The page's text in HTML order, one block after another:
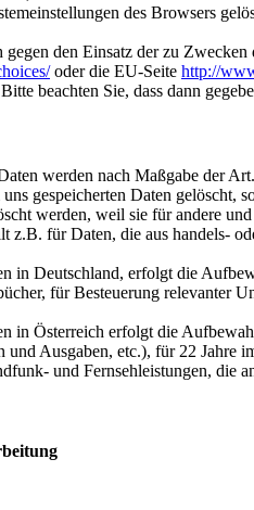
des Browsers
den Einsatz der zu
oder die EU-Seite http://
beachten Sie, dass dann
werden nach Maßgabe der
gespeicherten Daten
werden, weil sie für andere
z.B. für Daten, die aus handels-
in Deutschland, erfolgt die
für Besteuerung relevanter
in Österreich erfolgt die
Ausgaben, etc.), für 22 Jahre
und Fernsehleistungen, die